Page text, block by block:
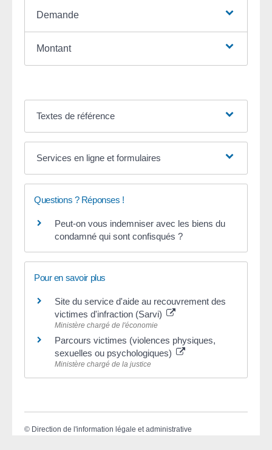
Demande
Montant
Textes de référence
Services en ligne et formulaires
Questions ? Réponses !
Peut-on vous indemniser avec les biens du
condamné qui sont confisqués ?
Pour en savoir plus
Site du service d'aide au recouvrement des
victimes d'infraction (Sarvi)
Ministère chargé de l'économie
Parcours victimes (violences physiques,
sexuelles ou psychologiques)
Ministère chargé de la justice
© Direction de l'information légale et administrative